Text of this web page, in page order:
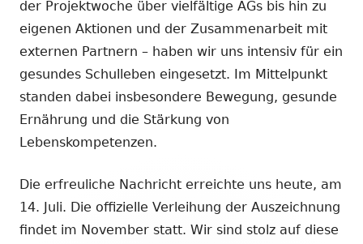
der Projektwoche über vielfältige AGs bis hin zu
eigenen Aktionen und der Zusammenarbeit mit
externen Partnern – haben wir uns intensiv für ein
gesundes Schulleben eingesetzt. Im Mittelpunkt
standen dabei insbesondere Bewegung, gesunde
Ernährung und die Stärkung von
Lebenskompetenzen.
Die erfreuliche Nachricht erreichte uns heute, am
14. Juli. Die offizielle Verleihung der Auszeichnung
findet im November statt. Wir sind stolz auf diese